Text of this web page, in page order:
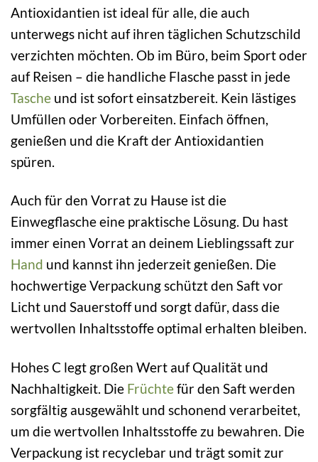
Antioxidantien ist ideal für alle, die auch
unterwegs nicht auf ihren täglichen Schutzschild
verzichten möchten. Ob im Büro, beim Sport oder
auf Reisen – die handliche Flasche passt in jede
Tasche und ist sofort einsatzbereit. Kein lästiges
Umfüllen oder Vorbereiten. Einfach öffnen,
genießen und die Kraft der Antioxidantien
spüren.
Auch für den Vorrat zu Hause ist die
Einwegflasche eine praktische Lösung. Du hast
immer einen Vorrat an deinem Lieblingssaft zur
Hand und kannst ihn jederzeit genießen. Die
hochwertige Verpackung schützt den Saft vor
Licht und Sauerstoff und sorgt dafür, dass die
wertvollen Inhaltsstoffe optimal erhalten bleiben.
Hohes C legt großen Wert auf Qualität und
Nachhaltigkeit. Die Früchtefür den Saft werden
sorgfältig ausgewählt und schonend verarbeitet,
um die wertvollen Inhaltsstoffe zu bewahren. Die
Verpackung ist recyclebar und trägt somit zur